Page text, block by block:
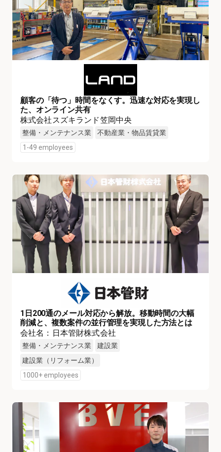
顧客の「待つ」時間をなくす。迅速な対応を実現し
た、オンライン共有
株式会社スズキランド笠岡中央
整備・メンテナンス業
不動産業・物品賃貸業
1-49 employees
1日200通のメール対応から解放。移動時間の大幅
削減と、複数案件の並行管理を実現した方法とは
会社名：日本管財株式会社
整備・メンテナンス業
建設業
建設業（リフォーム業）
1000+ employees